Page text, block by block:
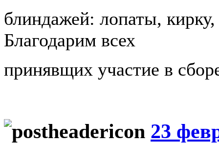
блиндажей: лопаты,
Благодарим всех
принявщих участие в
23